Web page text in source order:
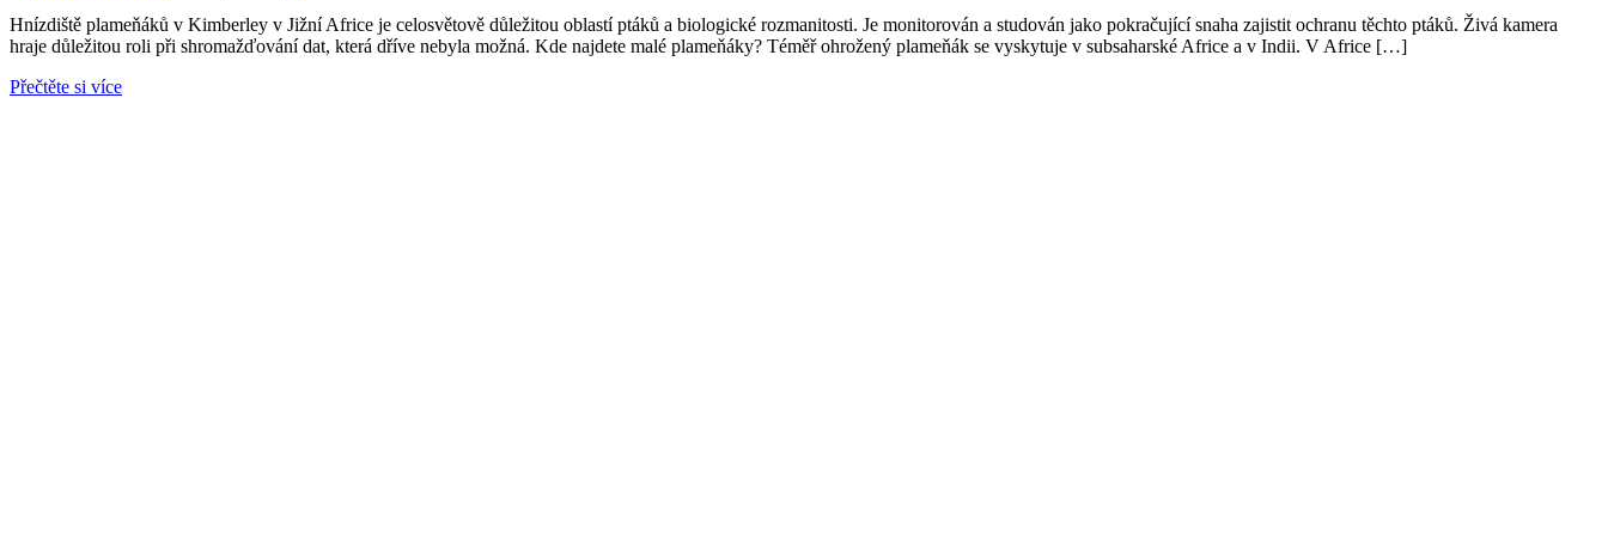
Hnízdiště plameňáků v Kimberley v Jižní Africe je celosvětově důležitou oblastí ptáků a biologické rozmanitosti. Je monitorován a studován jako pokračující snaha zajistit ochranu těchto ptáků. Živá kamera
hraje důležitou roli při shromažďování dat, která dříve nebyla možná. Kde najdete malé plameňáky? Téměř ohrožený plameňák se vyskytuje v subsaharské Africe a v Indii. V Africe […]
Přečtěte si více